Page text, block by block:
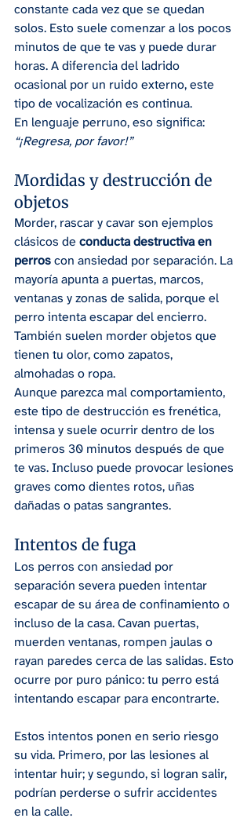
constante cada vez que se quedan
solos. Esto suele comenzar a los pocos
minutos de que te vas y puede durar
horas. A diferencia del ladrido
ocasional por un ruido externo, este
tipo de vocalización es continua.
En lenguaje perruno, eso significa:
“¡Regresa, por favor!”
Mordidas y destrucción de
objetos
Morder, rascar y cavar son ejemplos
clásicos de conducta destructiva en
perros con ansiedad por separación. La
mayoría apunta a puertas, marcos,
ventanas y zonas de salida, porque el
perro intenta escapar del encierro.
También suelen morder objetos que
tienen tu olor, como zapatos,
almohadas o ropa.
Aunque parezca mal comportamiento,
este tipo de destrucción es frenética,
intensa y suele ocurrir dentro de los
primeros 30 minutos después de que
te vas. Incluso puede provocar lesiones
graves como dientes rotos, uñas
dañadas o patas sangrantes.
Intentos de fuga
Los perros con ansiedad por
separación severa pueden intentar
escapar de su área de confinamiento o
incluso de la casa. Cavan puertas,
muerden ventanas, rompen jaulas o
rayan paredes cerca de las salidas. Esto
ocurre por puro pánico: tu perro está
intentando escapar para encontrarte.
Estos intentos ponen en serio riesgo
su vida. Primero, por las lesiones al
intentar huir; y segundo, si logran salir,
podrían perderse o sufrir accidentes
en la calle.